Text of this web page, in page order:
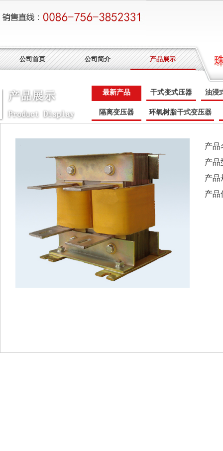
公司首页 公司简介 产品展示
最新产品 干式变式压器 油浸
隔离变压器 环氧树脂干式变压器
产品
产品
产品
产品